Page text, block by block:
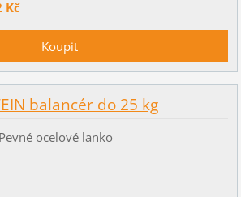
Kč
balancér do 25 kg
Pevné ocelové lanko